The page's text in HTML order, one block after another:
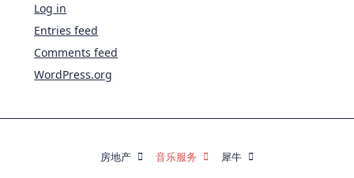
Log in
Entries feed
Comments feed
WordPress.org
房地产 音乐服务 犀牛